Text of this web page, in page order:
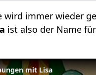
wird immer wieder
ist also der Name
mit Lisa